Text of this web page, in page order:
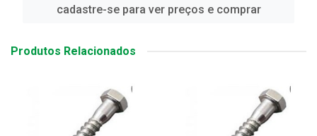
cadastre-se para ver preços e comprar
Produtos Relacionados